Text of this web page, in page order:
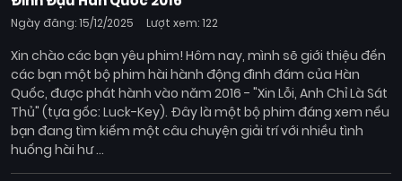
Ngày đăng: 15/12/2025 Lượt xem: 122
Xin chào các bạn yêu phim! Hôm nay, mình sẽ giới thiệu đến
các bạn một bộ phim hài hành động đình đám của Hàn
Quốc, được phát hành vào năm 2016 - "Xin Lỗi, Anh Chỉ Là Sát
Thủ" (tựa gốc: Luck-Key). Đây là một bộ phim đáng xem nếu
bạn đang tìm kiếm một câu chuyện giải trí với nhiều tình
huống hài hư ...